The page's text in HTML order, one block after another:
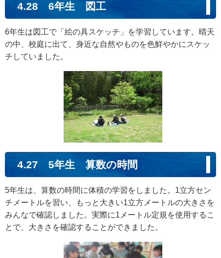
4.28 6年生 図工
6年生は図工で「絵の具スケッチ」を学習しています。晴天
の中、校庭に出て、身近な自然やものを色鮮やかにスケッ
チしていました。
4.27 5年生 算数の時間
5年生は、算数の時間に体積の学習をしました。1立方セン
チメートルを習い、もっと大きい1立方メートルの大きさを
みんなで確認しました。実際に1メートル定規を使用するこ
とで、大きさを確認することができました。